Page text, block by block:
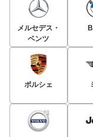
メルセデス・
ベンツ
ポルシェ